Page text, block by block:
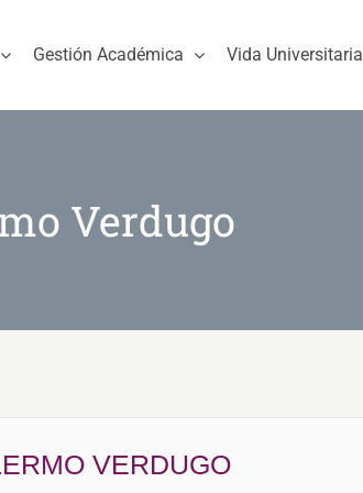
Gestión Académica Vida Universitaria
Verdugo
VERDUGO